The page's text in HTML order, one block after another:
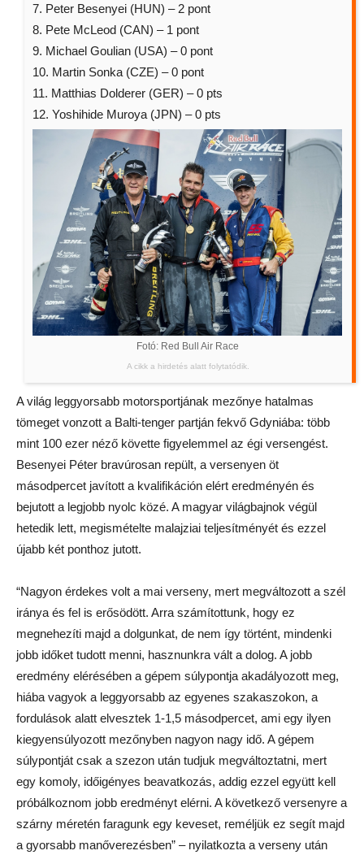
7. Peter Besenyei (HUN) – 2 pont
8. Pete McLeod (CAN) – 1 pont
9. Michael Goulian (USA) – 0 pont
10. Martin Sonka (CZE) – 0 pont
11. Matthias Dolderer (GER) – 0 pts
12. Yoshihide Muroya (JPN) – 0 pts
Fotó: Red Bull Air Race
A cikk a hirdetés alatt folytatódik.
A világ leggyorsabb motorsportjának mezőnye hatalmas
tömeget vonzott a Balti-tenger partján fekvő Gdyniába: több
mint 100 ezer néző követte figyelemmel az égi versengést.
Besenyei Péter bravúrosan repült, a versenyen öt
másodpercet javított a kvalifikáción elért eredményén és
bejutott a legjobb nyolc közé. A magyar világbajnok végül
hetedik lett, megismételte malajziai teljesítményét és ezzel
újabb két ponthoz jutott.
“Nagyon érdekes volt a mai verseny, mert megváltozott a szél
iránya és fel is erősödött. Arra számítottunk, hogy ez
megnehezíti majd a dolgunkat, de nem így történt, mindenki
jobb időket tudott menni, hasznunkra vált a dolog. A jobb
eredmény elérésében a gépem súlypontja akadályozott meg,
hiába vagyok a leggyorsabb az egyenes szakaszokon, a
fordulások alatt elvesztek 1-1,5 másodpercet, ami egy ilyen
kiegyensúlyozott mezőnyben nagyon nagy idő. A gépem
súlypontját csak a szezon után tudjuk megváltoztatni, mert
egy komoly, időigényes beavatkozás, addig ezzel együtt kell
próbálkoznom jobb eredményt elérni. A következő versenyre a
szárny méretén faragunk egy keveset, reméljük ez segít majd
a gyorsabb manőverezésben” – nyilatkozta a verseny után